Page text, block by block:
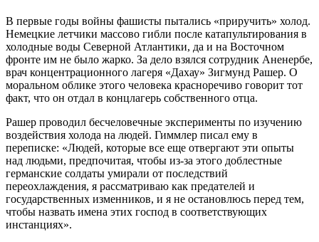
В первые годы войны фашисты пытались «приручить» холод.
Немецкие летчики массово гибли после катапультирования в
холодные воды Северной Атлантики, да и на Восточном
фронте им не было жарко. За дело взялся сотрудник Аненербе,
врач концентрационного лагеря «Дахау» Зигмунд Рашер. О
моральном облике этого человека красноречиво говорит тот
факт, что он отдал в концлагерь собственного отца.
Рашер проводил бесчеловечные эксперименты по изучению
воздействия холода на людей. Гиммлер писал ему в
переписке: «Людей, которые все еще отвергают эти опыты
над людьми, предпочитая, чтобы из-за этого доблестные
германские солдаты умирали от последствий
переохлаждения, я рассматриваю как предателей и
государственных изменников, и я не остановлюсь перед тем,
чтобы назвать имена этих господ в соответствующих
инстанциях».